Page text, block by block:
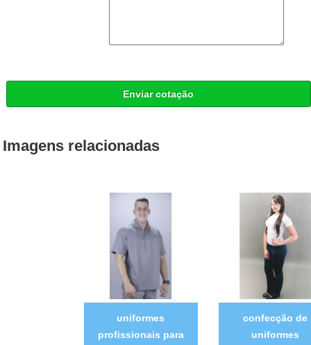
Enviar cotação
Imagens relacionadas
uniformes
profissionais para
confecção de
uniformes